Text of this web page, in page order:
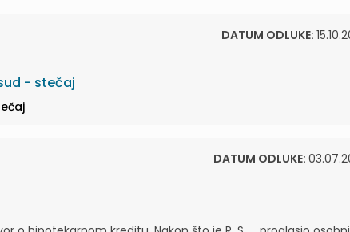
DATUM ODLUKE:
- stečaj
DATUM ODLUKE: